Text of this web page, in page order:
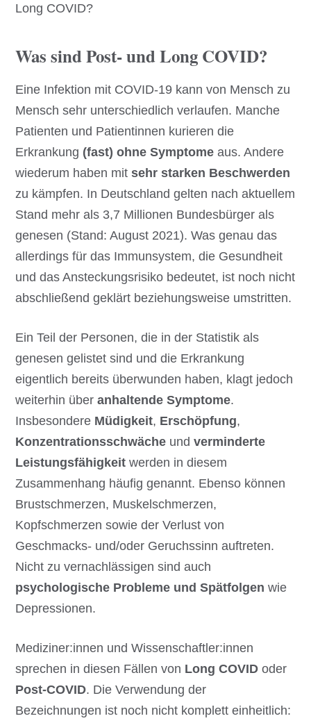
Long COVID?
Was sind Post- und Long COVID?
Eine Infektion mit COVID-19 kann von Mensch zu
Mensch sehr unterschiedlich verlaufen. Manche
Patienten und Patientinnen kurieren die
Erkrankung (fast) ohne Symptome aus. Andere
wiederum haben mitsehr starken Beschwerden
zu kämpfen. In Deutschland gelten nach aktuellem
Stand mehr als 3,7 Millionen Bundesbürger als
genesen (Stand: August 2021). Was genau das
allerdings für das Immunsystem, die Gesundheit
und das Ansteckungsrisiko bedeutet, ist noch nicht
abschließend geklärt beziehungsweise umstritten.
Ein Teil der Personen, die in der Statistik als
genesen gelistet sind und die Erkrankung
eigentlich bereits überwunden haben, klagt jedoch
weiterhin überanhaltende Symptome.
Insbesondere Müdigkeit, Erschöpfung,
Konzentrationsschwäche undverminderte
Leistungsfähigkeit werden in diesem
Zusammenhang häufig genannt. Ebenso können
Brustschmerzen, Muskelschmerzen,
Kopfschmerzen sowie der Verlust von
Geschmacks- und/oder Geruchssinn auftreten.
Nicht zu vernachlässigen sind auch
psychologische Probleme und Spätfolgen wie
Depressionen.
Mediziner:innen und Wissenschaftler:innen
sprechen in diesen Fällen von Long COVID oder
Post-COVID. Die Verwendung der
Bezeichnungen ist noch nicht komplett einheitlich: